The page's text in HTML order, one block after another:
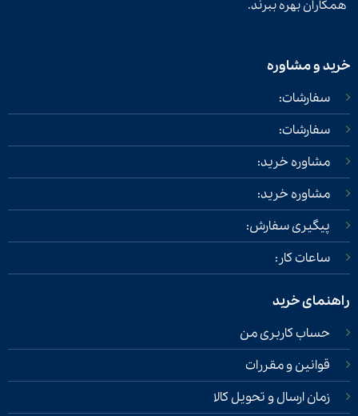
همکاران بهره ببرند.
خرید و مشاوره
سفارشات:
سفارشات:
مشاوره خرید:
مشاوره خرید:
پیگیری سفارش:
ساعات کار:
راهنمای خرید
حساب کاربری من
قوانین و مقررات
زمان ارسال و تحویل کالا